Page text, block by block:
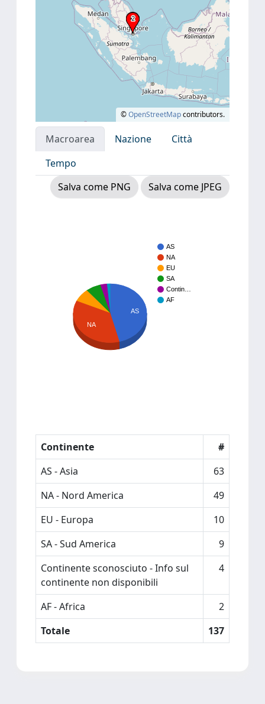
©OpenStreetMapcontributors.
Macroarea Nazione
Città
Tempo
Salva come PNG
Salva come JPEG
AS
NA
EU
SA
Contin…
AF
AS
NA
Continente
#
AS - Asia
63
NA - Nord America
49
EU - Europa
10
SA - Sud America
9
Continente sconosciuto - Info sul
continente non disponibili
4
AF - Africa
2
Totale
137